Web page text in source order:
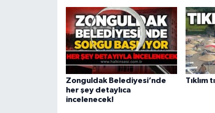
Zonguldak Belediyesi’nde
her şey detaylıca
incelenecek!
Tıklım